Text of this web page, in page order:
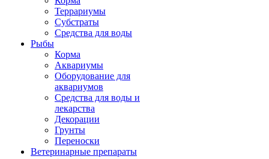
Террариумы
Субстраты
Средства для воды
Рыбы
Корма
Аквариумы
Оборудование для
аквариумов
Средства для воды и
лекарства
Декорации
Грунты
Переноски
Ветеринарные препараты